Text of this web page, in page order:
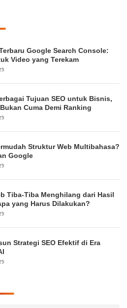
Google Search Console:
Video yang Terekam
Tujuan SEO untuk Bisnis,
Cuma Demi Ranking
Struktur Web Multibahasa?
Google
Tiba-Tiba Menghilang dari Hasil
yang Harus Dilakukan?
Strategi SEO Efektif di Era